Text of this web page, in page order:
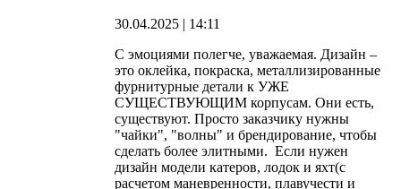
30.04.2025 | 14:11
С эмоциями полегче, уважаемая. Дизайн –
это оклейка, покраска, металлизированные
фурнитурные детали к УЖЕ
СУЩЕСТВУЮЩИМ корпусам. Они есть,
существуют. Просто заказчику нужны
"чайки", "волны" и брендирование, чтобы
сделать более элитными. Если нужен
дизайн модели катеров, лодок и яхт(с
расчетом маневренности, плавучести и